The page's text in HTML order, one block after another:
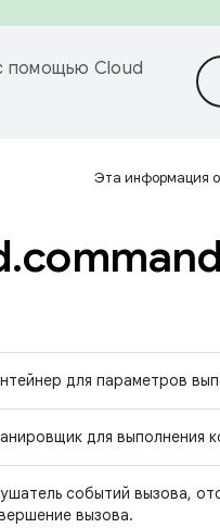
помощью Cloud
Эта информация
.command
для параметров
для выполнения
событий вызова,
вызова.